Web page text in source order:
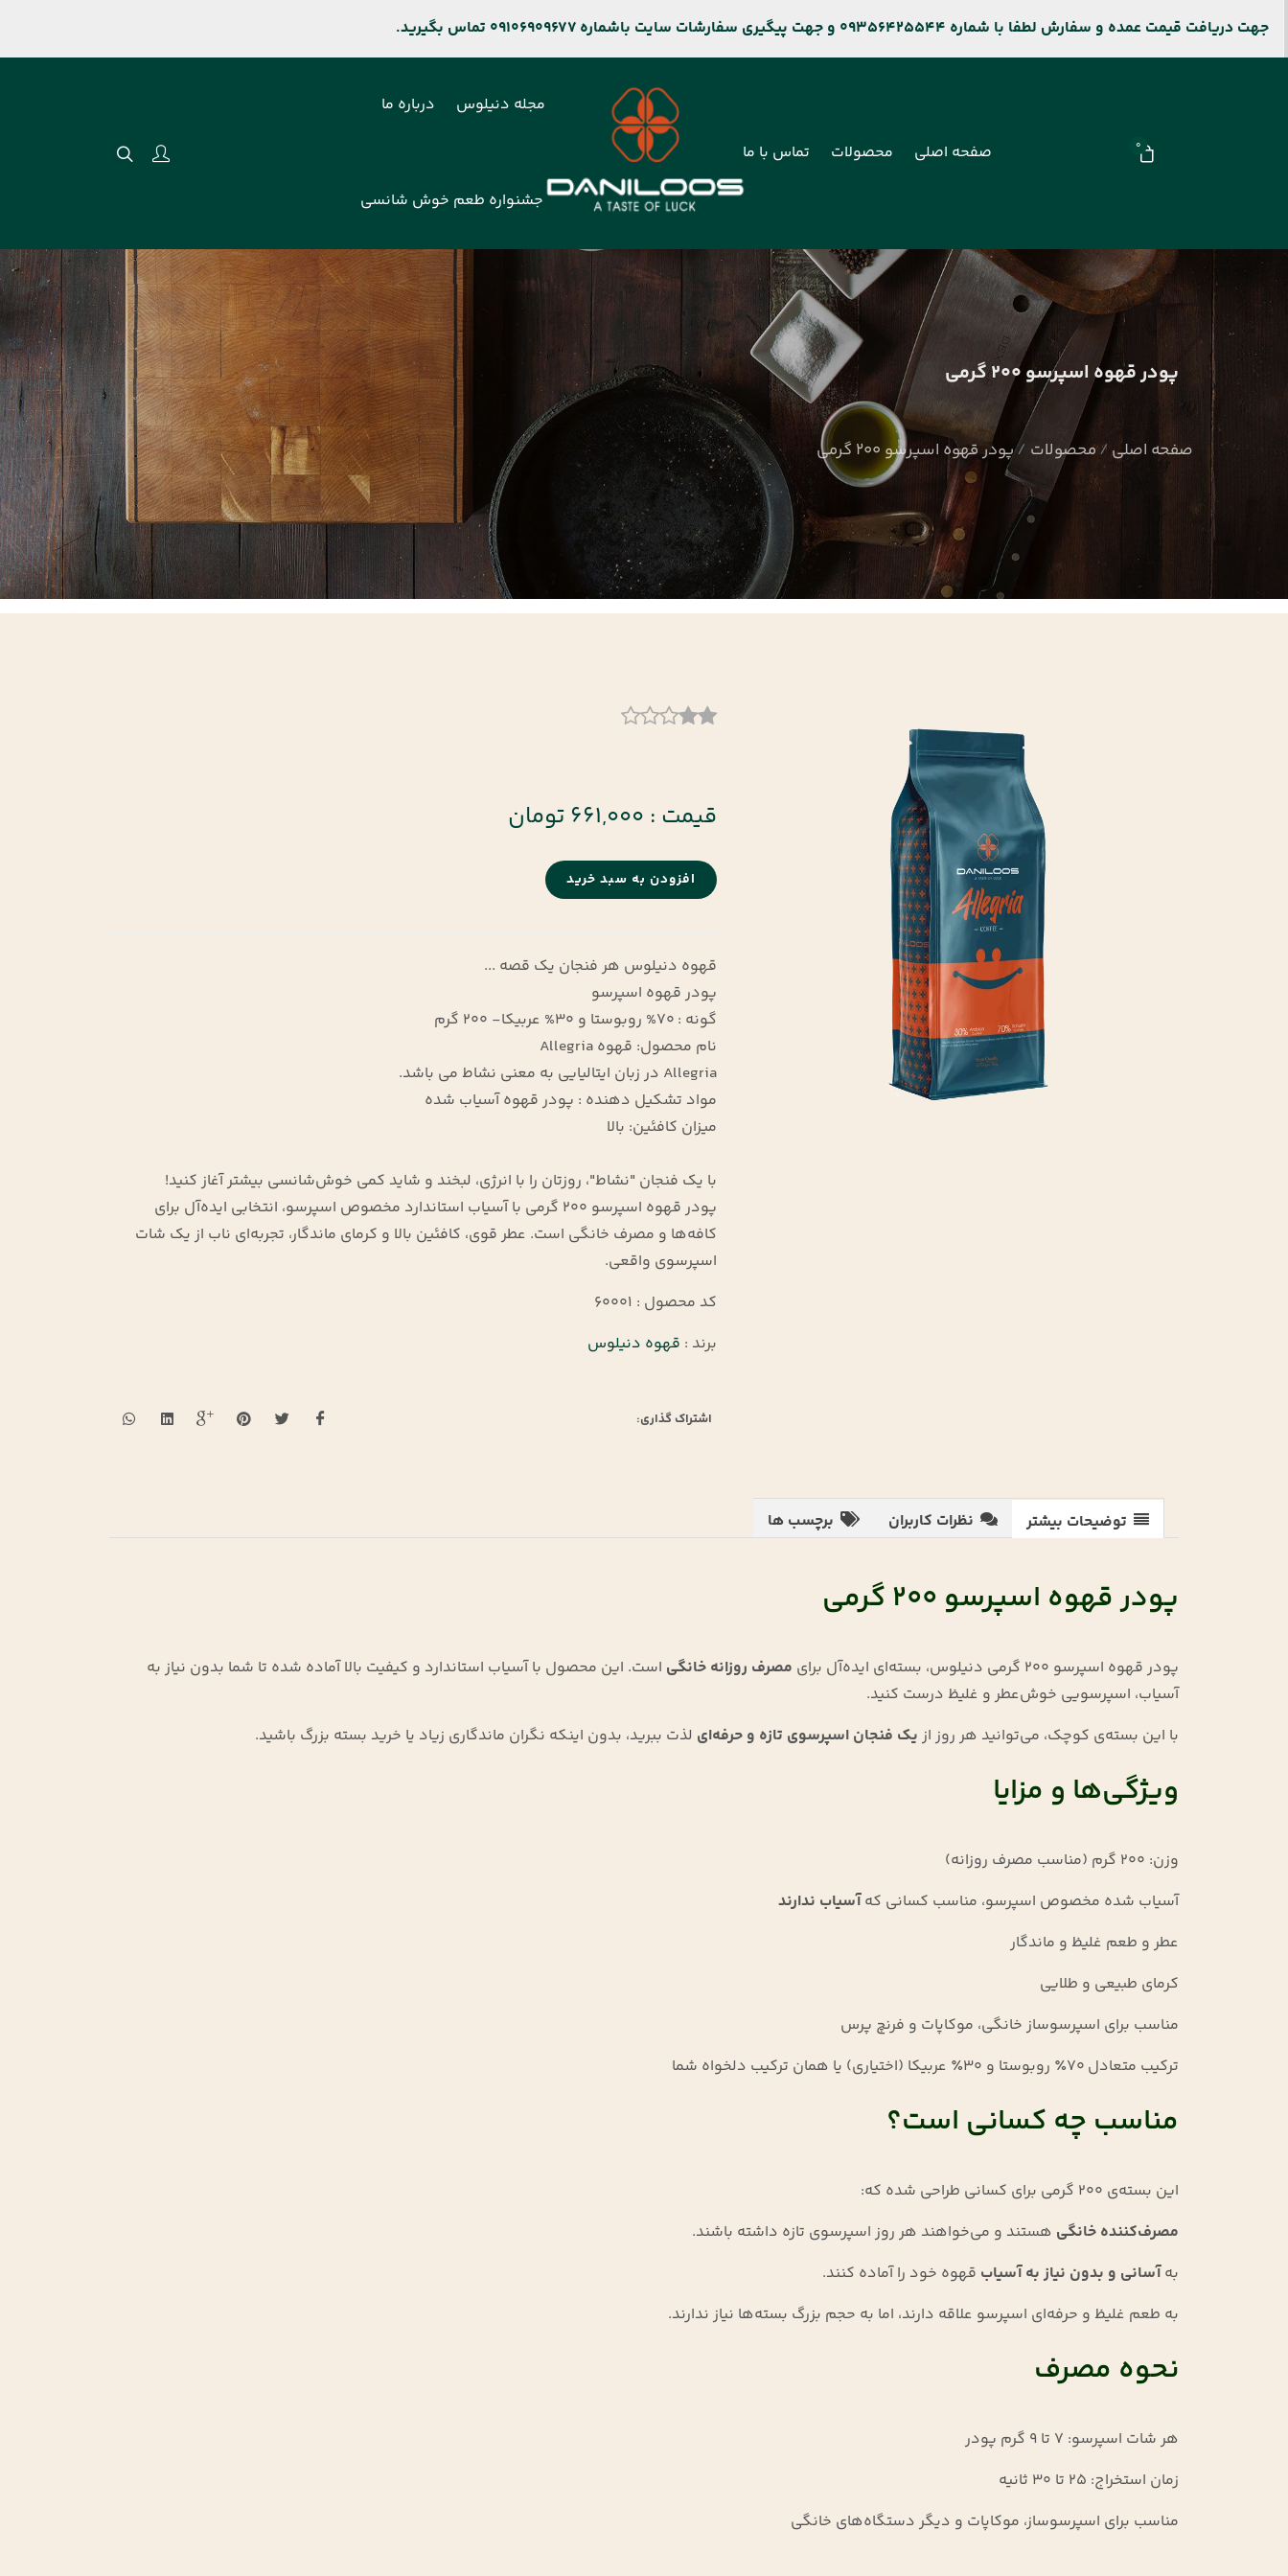
جهت دریافت قیمت عمده و سفارش لطفا با شماره 09356425544 و جهت پیگیری سفارشات سایت باشماره 09106909677 تماس بگیرید.
0 صفحه اصلی محصولات تماس با ما
مجله دنیلوس درباره ما
جشنواره طعم خوش شانسی
پودر قهوه اسپرسو 200 گرمی
صفحه اصلی محصولات پودر قهوه اسپرسو 200 گرمی
قیمت : 661,000 تومان
افزودن به سبد خرید
قهوه دنیلوس هر فنجان یک قصه ...
پودر قهوه اسپرسو
گونه : 70% روبوستا و 30% عربیکا- 200 گرم
نام محصول: قهوه Allegria
Allegria در زبان ایتالیایی به معنی نشاط می باشد.
مواد تشکیل دهنده : پودر قهوه آسیاب شده
میزان کافئین: بالا
با یک فنجان "نشاط"، روزتان را با انرژی، لبخند و شاید کمی خوش‌شانسی بیشتر آغاز کنید!
پودر قهوه اسپرسو 200 گرمی با آسیاب استاندارد مخصوص اسپرسو، انتخابی ایده‌آل برای
کافه‌ها و مصرف خانگی است. عطر قوی، کافئین بالا و کرمای ماندگار، تجربه‌ای ناب از یک شات
اسپرسوی واقعی.
کد محصول : 60001
برند : قهوه دنیلوس
اشتراک گذاری:
توضیحات بیشتر نظرات کاربران برچسب ها
پودر قهوه اسپرسو ۲۰۰ گرمی
پودر قهوه اسپرسو ۲۰۰ گرمی دنیلوس، بسته‌ای ایده‌آل برای مصرف روزانه خانگی است. این محصول با آسیاب استاندارد و کیفیت بالا آماده شده تا شما بدون نیاز به
آسیاب، اسپرسویی خوش‌عطر و غلیظ درست کنید.
با این بسته‌ی کوچک، می‌توانید هر روز از یک فنجان اسپرسوی تازه و حرفه‌ای لذت ببرید، بدون اینکه نگران ماندگاری زیاد یا خرید بسته بزرگ باشید.
ویژگی‌ها و مزایا
وزن: ۲۰۰ گرم (مناسب مصرف روزانه)
آسیاب شده مخصوص اسپرسو، مناسب کسانی کهآسیاب ندارند
عطر و طعم غلیظ و ماندگار
کرمای طبیعی و طلایی
مناسب برای اسپرسوساز خانگی، موکاپات و فرنچ پرس
ترکیب متعادل ۷۰٪ روبوستا و ۳۰٪ عربیکا (اختیاری) یا همان ترکیب دلخواه شما
مناسب چه کسانی است؟
این بسته‌ی ۲۰۰ گرمی برای کسانی طراحی شده که:
مصرف‌کننده خانگی هستند و می‌خواهند هر روز اسپرسوی تازه داشته باشند.
بهآسانی و بدون نیاز به آسیاب قهوه خود را آماده کنند.
به طعم غلیظ و حرفه‌ای اسپرسو علاقه دارند، اما به حجم بزرگ بسته‌ها نیاز ندارند.
نحوه مصرف
هر شات اسپرسو: ۷ تا ۹ گرم پودر
زمان استخراج: ۲۵ تا ۳۰ ثانیه
مناسب برای اسپرسوساز، موکاپات و دیگر دستگاه‌های خانگی